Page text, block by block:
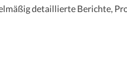
detaillierte Berichte,